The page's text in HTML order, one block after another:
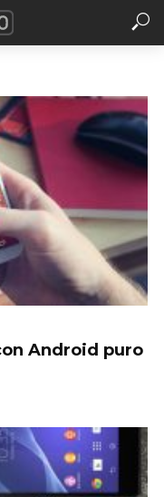
Android puro